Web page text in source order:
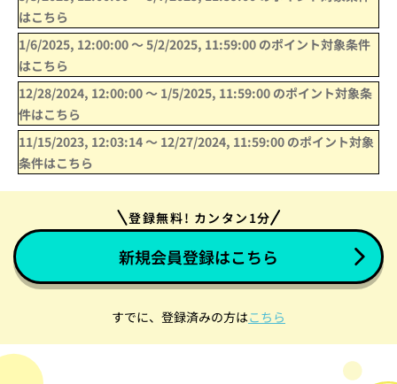
はこちら
1/6/2025, 12:00:00〜5/2/2025, 11:59:00 のポイント対象条件
はこちら
12/28/2024, 12:00:00〜 1/5/2025, 11:59:00 のポイント対象条
件はこちら
11/15/2023, 12:03:14〜 12/27/2024, 11:59:00 のポイント対象
条件はこちら
登録無料! カンタン1分
新規会員登録はこちら
すでに、登録済みの方はこちら